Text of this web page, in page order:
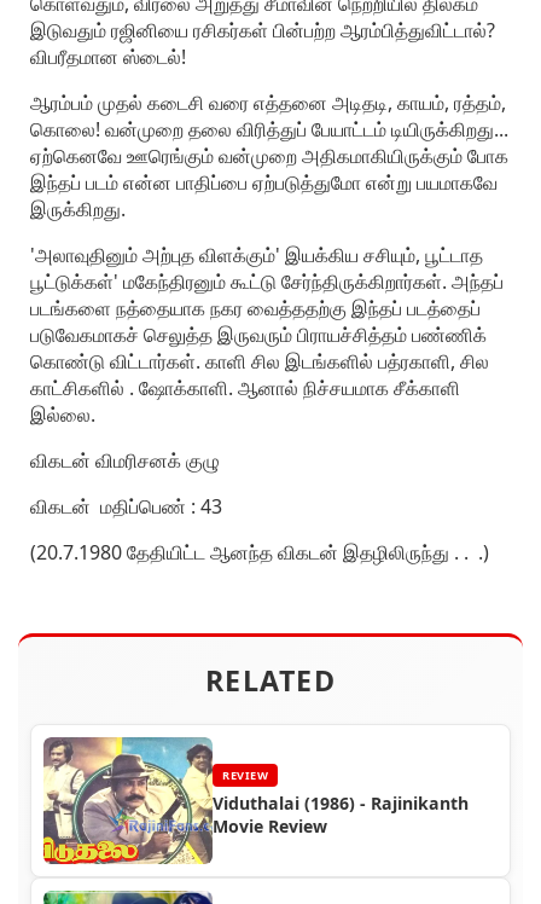
இடுவதும்‌ ரஜினியை ரசிகர்கள்‌ பின்பற்ற ஆரம்பித்துவிட்டால்‌?
விபரீதமான ஸ்டைல்‌!
ஆரம்பம்‌ முதல்‌ கடைசி வரை எத்தனை அடிதடி, காயம்‌, ரத்தம்‌,
கொலை! வன்முறை தலை விரித்துப்‌ பேயாட்டம்‌ டியிருக்கிறது...
ஏற்கெனவே ஊரெங்கும்‌ வன்முறை அதிகமாகியிருக்கும்‌ போக
இந்தப்‌ படம்‌ என்ன பாதிப்பை ஏற்படுத்துமோ என்று பயமாகவே
இருக்கிறது.
'அலாவுதினும்‌ அற்புத விளக்கும்‌' இயக்கிய சசியும்‌, பூட்டாத
பூட்டுக்கள்‌' மகேந்திரனும்‌ கூட்டு சேர்ந்திருக்கிறார்கள்‌. அந்தப்‌
படங்களை நத்தையாக நகர வைத்ததற்கு இந்தப்‌ படத்தைப்‌
படுவேகமாகச்‌ செலுத்த இருவரும்‌ பிராயச்சித்தம்‌ பண்ணிக்‌
கொண்டு விட்டார்கள்‌. காளி சில இடங்களில்‌ பத்ரகாளி, சில
காட்சிகளில்‌ . ஷோக்காளி. ஆனால்‌ நிச்சயமாக சீக்காளி
இல்லை.
விகடன் விமரிசனக் குழு
விகடன் மதிப்பெண் : 43
(20.7.1980 தேதியிட்ட ஆனந்த விகடன் இதழிலிருந்து . . .)
RELATED
REVIEW
Viduthalai (1986) - Rajinikanth
Movie Review